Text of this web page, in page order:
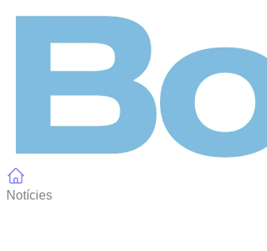
Notícies